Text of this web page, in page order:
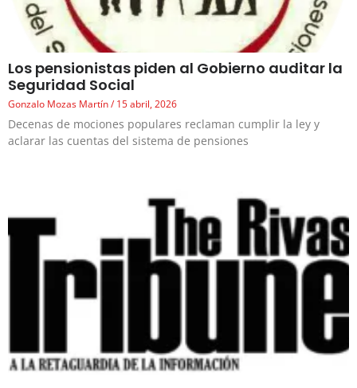
Los pensionistas piden al Gobierno auditar la
Seguridad Social
Gonzalo Mozas Martín 15 abril, 2026
Decenas de mociones populares reclaman cumplir la ley y
aclarar las cuentas del sistema de pensiones